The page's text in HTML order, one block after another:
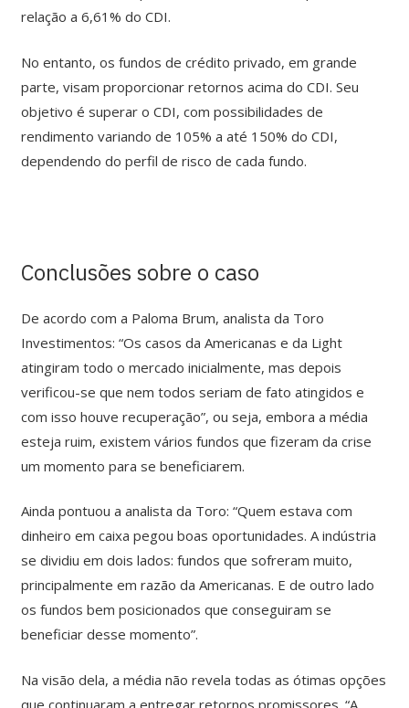
relação a 6,61% do CDI.
No entanto, os fundos de crédito privado, em grande
parte, visam proporcionar retornos acima do CDI. Seu
objetivo é superar o CDI, com possibilidades de
rendimento variando de 105% a até 150% do CDI,
dependendo do perfil de risco de cada fundo.
Conclusões sobre o caso
De acordo com a Paloma Brum, analista da Toro
Investimentos: “Os casos da Americanas e da Light
atingiram todo o mercado inicialmente, mas depois
verificou-se que nem todos seriam de fato atingidos e
com isso houve recuperação”, ou seja, embora a média
esteja ruim, existem vários fundos que fizeram da crise
um momento para se beneficiarem.
Ainda pontuou a analista da Toro: “Quem estava com
dinheiro em caixa pegou boas oportunidades. A indústria
se dividiu em dois lados: fundos que sofreram muito,
principalmente em razão da Americanas. E de outro lado
os fundos bem posicionados que conseguiram se
beneficiar desse momento”.
Na visão dela, a média não revela todas as ótimas opções
que continuaram a entregar retornos promissores. “A